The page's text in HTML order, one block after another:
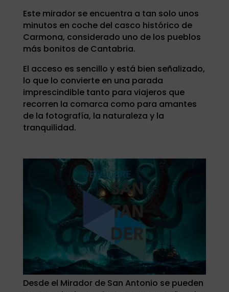
Este mirador se encuentra a tan solo unos
minutos en coche del casco histórico de
Carmona, considerado uno de los pueblos
más bonitos de Cantabria.
El acceso es sencillo y está bien señalizado,
lo que lo convierte en una parada
imprescindible tanto para viajeros que
recorren la comarca como para amantes
de la fotografía, la naturaleza y la
tranquilidad.
Desde el Mirador de San Antonio se pueden